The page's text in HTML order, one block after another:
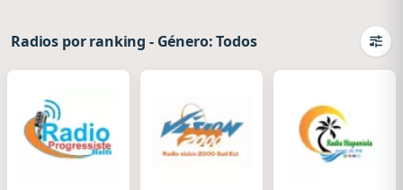
Radios por ranking - Género: Todos